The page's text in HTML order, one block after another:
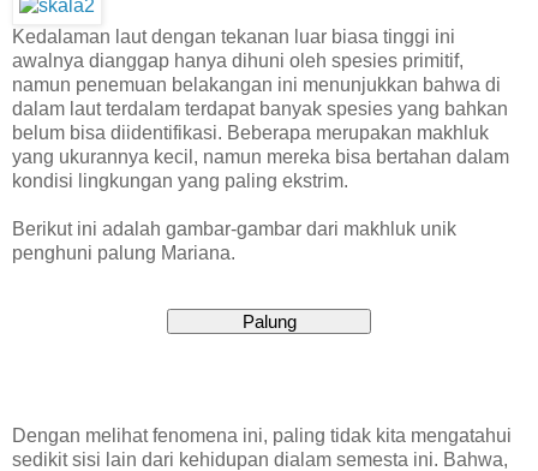
Kedalaman laut dengan tekanan luar biasa tinggi ini
awalnya dianggap hanya dihuni oleh spesies primitif,
namun penemuan belakangan ini menunjukkan bahwa di
dalam laut terdalam terdapat banyak spesies yang bahkan
belum bisa diidentifikasi. Beberapa merupakan makhluk
yang ukurannya kecil, namun mereka bisa bertahan dalam
kondisi lingkungan yang paling ekstrim.
Berikut ini adalah gambar-gambar dari makhluk unik
penghuni palung Mariana.
Dengan melihat fenomena ini, paling tidak kita mengatahui
sedikit sisi lain dari kehidupan dialam semesta ini. Bahwa,